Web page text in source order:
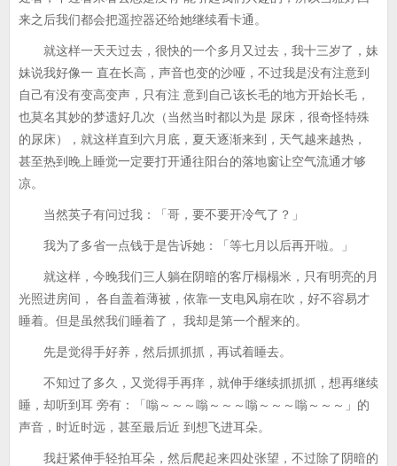
来之后我们都会把遥控器还给她继续看卡通。
就这样一天天过去，很快的一个多月又过去，我十三岁了，妹
妹说我好像一 直在长高，声音也变的沙哑，不过我是没有注意到
自己有没有变高变声，只有注 意到自己该长毛的地方开始长毛，
也莫名其妙的梦遗好几次（当然当时都以为是 尿床，很奇怪特殊
的尿床），就这样直到六月底，夏天逐渐来到，天气越来越热，
甚至热到晚上睡觉一定要打开通往阳台的落地窗让空气流通才够
凉。
当然英子有问过我：「哥，要不要开冷气了？」
我为了多省一点钱于是告诉她：「等七月以后再开啦。」
就这样，今晚我们三人躺在阴暗的客厅榻榻米，只有明亮的月
光照进房间， 各自盖着薄被，依靠一支电风扇在吹，好不容易才
睡着。但是虽然我们睡着了， 我却是第一个醒来的。
先是觉得手好养，然后抓抓抓，再试着睡去。
不知过了多久，又觉得手再痒，就伸手继续抓抓抓，想再继续
睡，却听到耳 旁有：「嗡～～～嗡～～～嗡～～～嗡～～～」的
声音，时近时远，甚至最后近 到想飞进耳朵。
我赶紧伸手轻拍耳朵，然后爬起来四处张望，不过除了阴暗的